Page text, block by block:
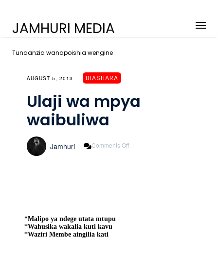
JAMHURI MEDIA
Tunaanzia wanapoishia wengine
AUGUST 5, 2013 BIASHARA
Ulaji wa mpya
waibuliwa
Jamhuri Comments Off
*Malipo ya ndege utata mtupu
*Wahusika wakalia kuti kavu
*Waziri Membe aingilia kati